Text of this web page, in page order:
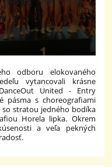
odboru elokovaného
vytancovali krásne
United - Entry
pásma s choreografiami
so stratou jedného bodíka
Horela lipka. Okrem
a veľa pekných